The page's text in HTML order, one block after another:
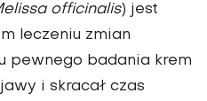
officinalis) jest
leczeniu zmian
pewnego badania krem
i skracał czas